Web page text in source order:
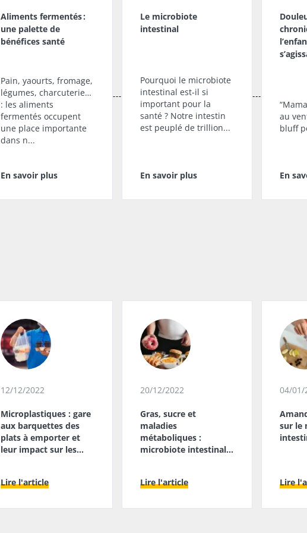
Aliments fermentés :
une palette de
bénéfices santé
Pain, yaourts, fromage,
légumes, charcuterie…
: les aliments
fermentés occupent
une place importante
dans n...
En savoir plus
Le microbiote
intestinal
Pourquoi le microbiote
intestinal est-il si
important pour la
santé ? Notre intestin
est peuplé de trillion...
En savoir plus
au
bluff
En
12/12/2022
Microplastiques : gare
aux barquettes des
plats à emporter et
leur impact sur les
Lire l'article
20/12/2022
Gras, sucre et
maladies
métaboliques :
microbiote intestinal
Lire l'article
04/01/
sur le
Lire